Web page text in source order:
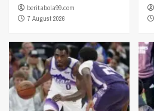
beritabola99.com
7 August 2026